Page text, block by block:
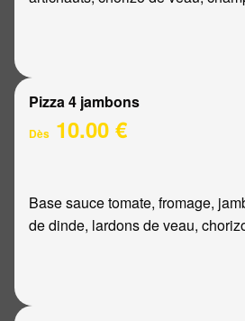
Pizza 4 jambons
Dès 10.00 €
Base sauce tomate, fromage,
de dinde, lardons de veau,